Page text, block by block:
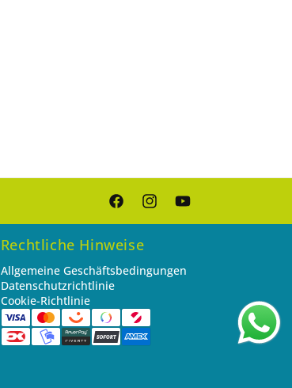
FacebookInstagramYouTube
Rechtliche Hinweise
Allgemeine Geschäftsbedingungen
Datenschutzrichtlinie
Cookie-Richtlinie